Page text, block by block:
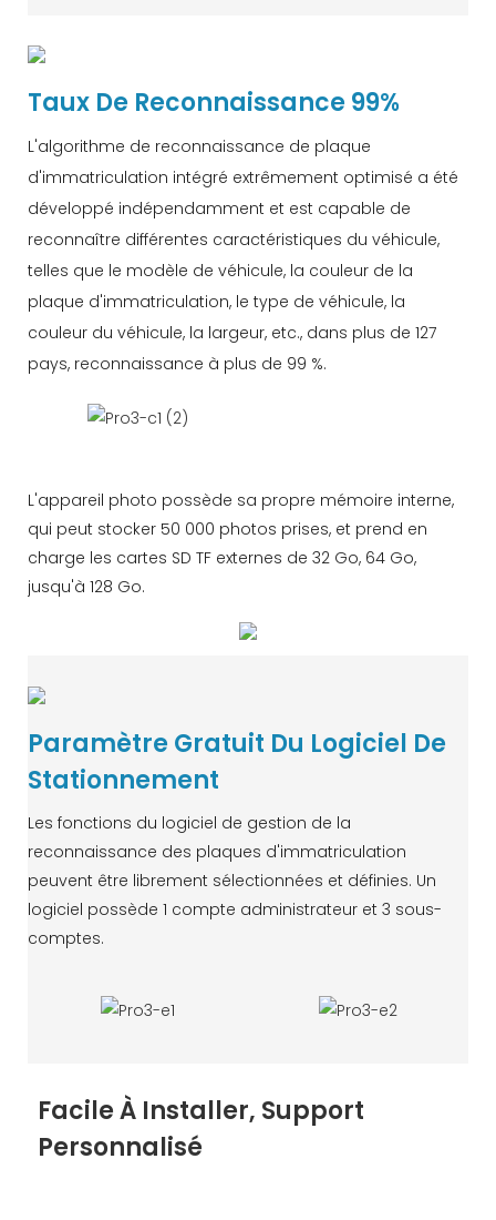
Taux De Reconnaissance 99%
L'algorithme de reconnaissance de plaque
d'immatriculation intégré extrêmement optimisé a été
développé indépendamment et est capable de
reconnaître différentes caractéristiques du véhicule,
telles que le modèle de véhicule, la couleur de la
plaque d'immatriculation, le type de véhicule, la
couleur du véhicule, la largeur, etc., dans plus de 127
pays, reconnaissance à plus de 99 %.
L'appareil photo possède sa propre mémoire interne,
qui peut stocker 50 000 photos prises, et prend en
charge les cartes SD TF externes de 32 Go, 64 Go,
jusqu'à 128 Go.
Paramètre Gratuit Du Logiciel De
Stationnement
Les fonctions du logiciel de gestion de la
reconnaissance des plaques d'immatriculation
peuvent être librement sélectionnées et définies. Un
logiciel possède 1 compte administrateur et 3 sous-
comptes.
Facile À Installer, Support
Personnalisé